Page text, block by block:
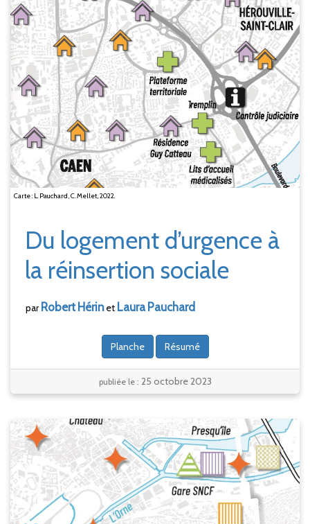
Carte : L. Pauchard, C. Mellet, 2022.
Du logement d’urgence à
la réinsertion sociale
parRobertHérinet LauraPauchard
Planche Résumé
publiée le : 25 octobre 2023